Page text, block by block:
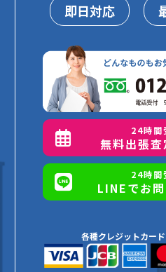
即日対応
24時間
無料出張査
24時間
LINEでお
各種クレジットカー